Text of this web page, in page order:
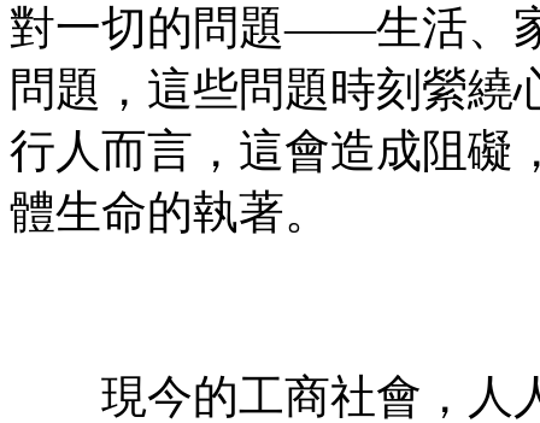
對一切的問題——生活、
問題，這些問題時刻縈繞
行人而言，這會造成阻礙
體生命的執著。
現今的工商社會，人